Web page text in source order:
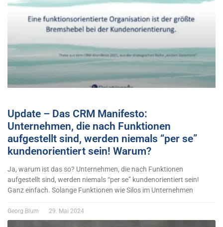
Update – Das CRM Manifesto:
Unternehmen, die nach Funktionen
aufgestellt sind, werden niemals “per se”
kundenorientiert sein! Warum?
Ja, warum ist das so? Unternehmen, die nach Funktionen
aufgestellt sind, werden niemals “per se” kundenorientiert sein!
Ganz einfach. Solange Funktionen wie Silos im Unternehmen
Georg Blum 29. Mai 2024